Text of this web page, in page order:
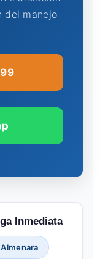
del manejo
Inmediata
Almenara